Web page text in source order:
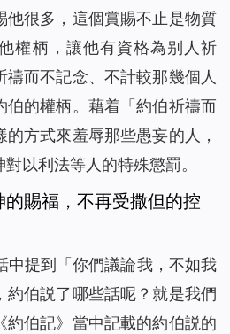
他很多，這個賞賜不止是物質
權柄，讓他有資格為别人祈
而不記念、不計較那幾個人
伯的權柄。藉着「約伯祈禱而
方式來羞辱那些愚妄的人，
以利法等人的特殊懲罰。
賜福，不再受撒但的控
中提到「你們議論我，不如我
約伯説了哪些話呢？就是我們
約伯記》當中記載的約伯説的